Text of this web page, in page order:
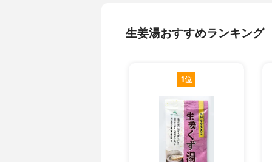
生姜湯おすすめランキング
1位